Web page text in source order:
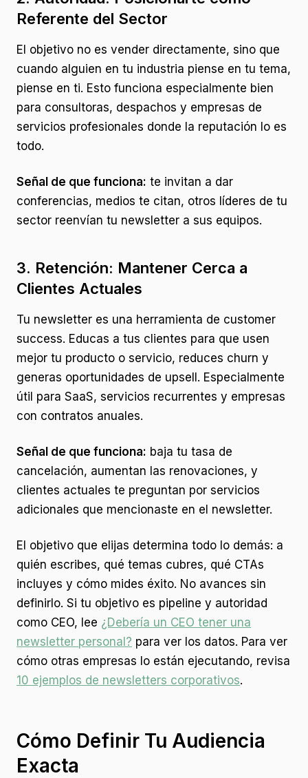
Referente del Sector
El objetivo no es vender directamente, sino que
cuando alguien en tu industria piense en tu tema,
piense en ti. Esto funciona especialmente bien
para consultoras, despachos y empresas de
servicios profesionales donde la reputación lo es
todo.
Señal de que funciona: te invitan a dar
conferencias, medios te citan, otros líderes de tu
sector reenvían tu newsletter a sus equipos.
3. Retención: Mantener Cerca a
Clientes Actuales
Tu newsletter es una herramienta de customer
success. Educas a tus clientes para que usen
mejor tu producto o servicio, reduces churn y
generas oportunidades de upsell. Especialmente
útil para SaaS, servicios recurrentes y empresas
con contratos anuales.
Señal de que funciona: baja tu tasa de
cancelación, aumentan las renovaciones, y
clientes actuales te preguntan por servicios
adicionales que mencionaste en el newsletter.
El objetivo que elijas determina todo lo demás: a
quién escribes, qué temas cubres, qué CTAs
incluyes y cómo mides éxito. No avances sin
definirlo. Si tu objetivo es pipeline y autoridad
como CEO, lee ¿Debería un CEO tener una
newsletter personal? para ver los datos. Para ver
cómo otras empresas lo están ejecutando, revisa
10 ejemplos de newsletters corporativos.
Cómo Definir Tu Audiencia
Exacta